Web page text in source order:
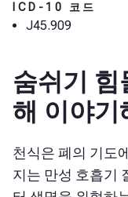
ICD-10 코드
J45.909
숨쉬기 힘
해 이야기
천식은 폐의 기도
지는 만성 호흡기